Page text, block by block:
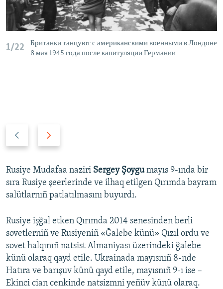
1/22
Британки танцуют с американскими военными в Лондоне
8 мая 1945 года после капитуляции Германии
v
i
o
s
s
l
i
d
e
t
s
l
d
e
Rusiye Mudafaa naziri Sergey Şoygumayıs 9-ında bir
sıra Rusiye şeerlerinde ve ilhaq etilgen Qırımda bayram
salütlarnıñ patlatılmasını buyurdı.
Rusiye işğal etken Qırımda 2014 senesinden berli
sovetlerniñ ve Rusiyeniñ «Ğalebe künü» Qızıl ordu ve
sovet halqınıñ natsist Almaniyası üzerindeki ğalebe
künü olaraq qayd etile. Ukrainada mayısnıñ 8-nde
Hatıra ve barışuv künü qayd etile, mayısnıñ 9-ı ise –
Ekinci cian cenkinde natsizmni yeñüv künü olaraq.